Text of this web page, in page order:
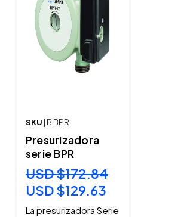
SKU | B BPR
Presurizadora
serie BPR
USD $172.84
USD $129.63
La presurizadora Serie